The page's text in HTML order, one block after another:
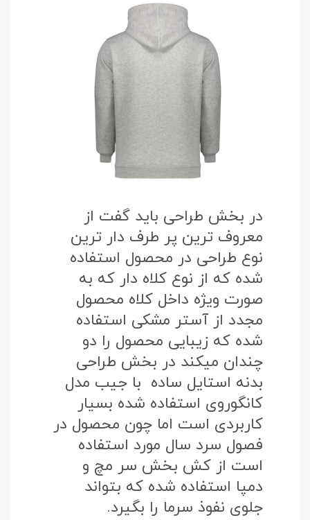
در بخش طراحی باید گفت از
معروف ترین پر طرف دار ترین
نوع طراحی در محصول استفاده
شده که از نوع کلاه دار که به
صورت ویژه داخل کلاه محصول
مجدد از آستر مشکی استفاده
شده که زیبایی محصول را دو
چندان میکند در بخش طراحی
بدنه استایل ساده با جیب مدل
کانگوروی استفاده شده بسیار
کاربردی است اما چون محصول در
فصول سرد سال مورد استفاده
است از کش بخش سر مچ و
دمپا استفاده شده که بتواند
جلوی نفوذ سرما را بگیرد.